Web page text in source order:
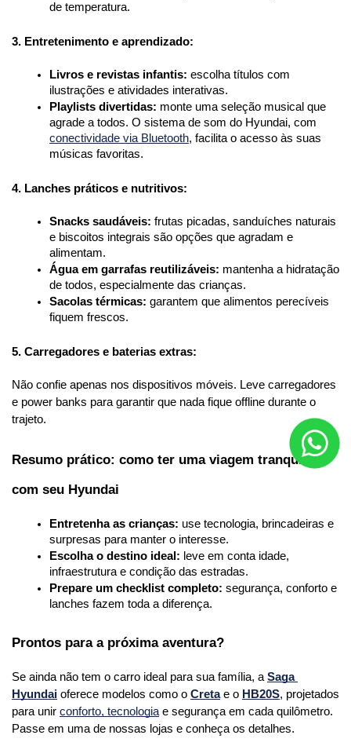
de temperatura.
3. Entretenimento e aprendizado:
Livros e revistas infantis: escolha títulos com
ilustrações e atividades interativas.
Playlists divertidas: monte uma seleção musical que
conectividade via Bluetooth, facilita o acesso às suas
músicas favoritas.
4. Lanches práticos e nutritivos:
Snacks saudáveis: frutas picadas, sanduíches naturais
e biscoitos integrais são opções que agradam e
alimentam.
Água em garrafas reutilizáveis: mantenha a hidratação
de todos, especialmente das crianças.
Sacolas térmicas: garantem que alimentos perecíveis
fiquem frescos.
5. Carregadores e baterias extras:
Não confie apenas nos dispositivos móveis. Leve carregadores
e power banks para garantir que nada fique offline durante o
trajeto.
Resumo prático: como ter uma viagem tranquila
com seu Hyundai
Entretenha as crianças: use tecnologia, brincadeiras e
surpresas para manter o interesse.
Escolha o destino ideal: leve em conta idade,
infraestrutura e condição das estradas.
Prepare um checklist completo: segurança, conforto e
lanches fazem toda a diferença.
Prontos para a próxima aventura?
Se ainda não tem o carro ideal para sua família, a Saga
Hyundai oferece modelos como o Creta e o HB20S, projetados
para unir conforto, tecnologia e segurança em cada quilômetro.
Passe em uma de nossas lojas e conheça os detalhes.